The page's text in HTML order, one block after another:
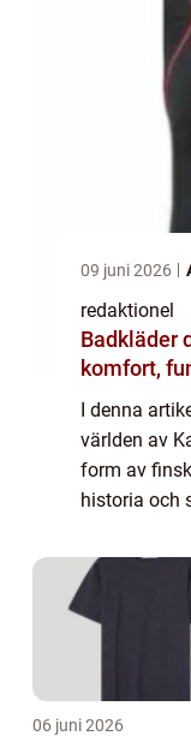
09 juni 2026
redaktionel
Badkläder
komfort,
I denna
världen av
form av
historia och
titt på vad
06 juni 2026